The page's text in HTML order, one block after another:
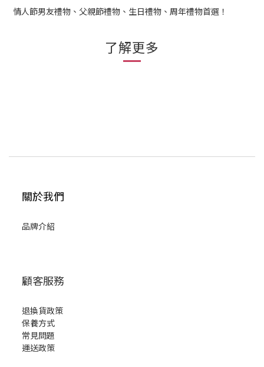
情人節男友禮物、父親節禮物、生日禮物、周年禮物首選！
了解更多
關於我們
品牌介紹
顧客服務
退換貨政策
保養方式
常見問題
運送政策